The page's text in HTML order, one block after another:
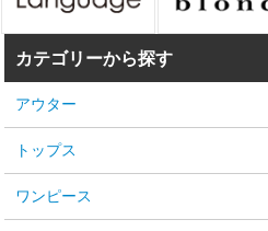
カテゴリーから探す
アウター
トップス
ワンピース